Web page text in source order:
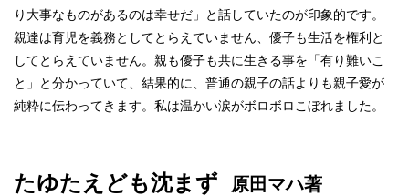
り大事なものがあるのは幸せだ」と話していたのが印象的です。
親達は育児を義務としてとらえていません、優子も生活を権利と
してとらえていません。親も優子も共に生きる事を「有り難いこ
と」と分かっていて、結果的に、普通の親子の話よりも親子愛が
純粋に伝わってきます。私は温かい涙がボロボロこぼれました。
たゆたえども沈まず 原田マハ著